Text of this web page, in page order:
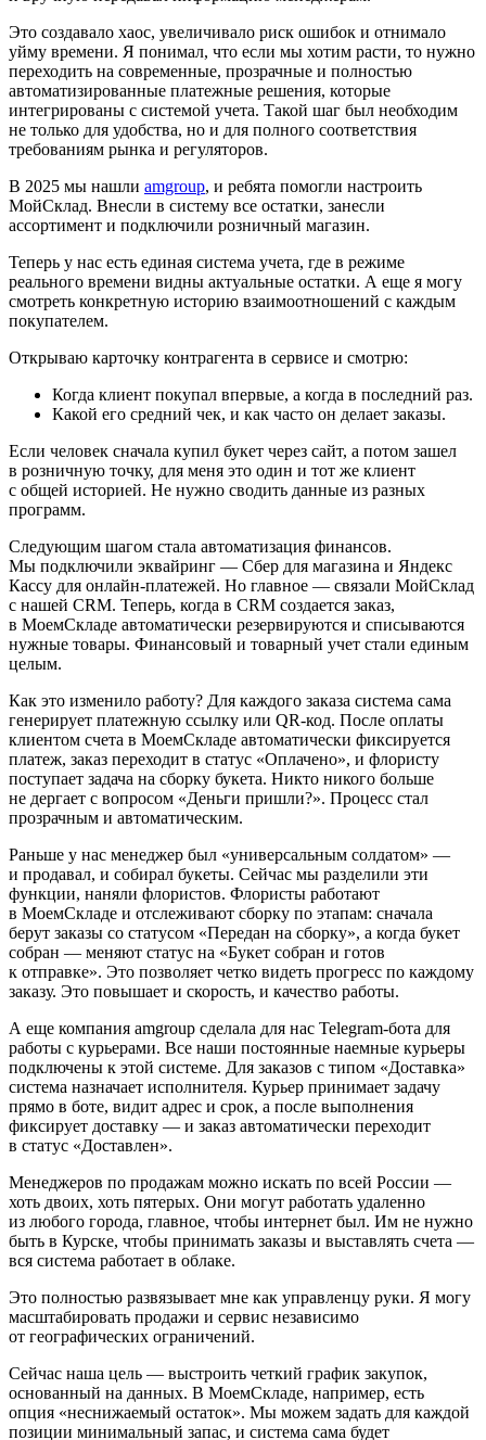
Это создавало хаос, увеличивало риск ошибок и отнимало
уйму времени. Я понимал, что если мы хотим расти, то нужно
переходить на современные, прозрачные и полностью
автоматизированные платежные решения, которые
интегрированы с системой учета. Такой шаг был необходим
не только для удобства, но и для полного соответствия
требованиям рынка и регуляторов.
В 2025 мы нашли amgroup, и ребята помогли настроить
МойСклад. Внесли в систему все остатки, занесли
ассортимент и подключили розничный магазин.
Теперь у нас есть единая система учета, где в режиме
реального времени видны актуальные остатки. А еще я могу
смотреть конкретную историю взаимоотношений с каждым
покупателем.
Открываю карточку контрагента в сервисе и смотрю:
Когда клиент покупал впервые, а когда в последний раз.
Какой его средний чек, и как часто он делает заказы.
Если человек сначала купил букет через сайт, а потом зашел
в розничную точку, для меня это один и тот же клиент
с общей историей. Не нужно сводить данные из разных
программ.
Следующим шагом стала автоматизация финансов.
Мы подключили эквайринг — Сбер для магазина и Яндекс
Кассу для онлайн-платежей. Но главное — связали МойСклад
с нашей CRM. Теперь, когда в CRM создается заказ,
в МоемСкладе автоматически резервируются и списываются
нужные товары. Финансовый и товарный учет стали единым
целым.
Как это изменило работу? Для каждого заказа система сама
генерирует платежную ссылку или QR-код. После оплаты
клиентом счета в МоемСкладе автоматически фиксируется
платеж, заказ переходит в статус «Оплачено», и флористу
поступает задача на сборку букета. Никто никого больше
не дергает с вопросом «Деньги пришли?». Процесс стал
прозрачным и автоматическим.
Раньше у нас менеджер был «универсальным солдатом» —
и продавал, и собирал букеты. Сейчас мы разделили эти
функции, наняли флористов. Флористы работают
в МоемСкладе и отслеживают сборку по этапам: сначала
берут заказы со статусом «Передан на сборку», а когда букет
собран — меняют статус на «Букет собран и готов
к отправке». Это позволяет четко видеть прогресс по каждому
заказу. Это повышает и скорость, и качество работы.
А еще компания amgroup сделала для нас Telegram-бота для
работы с курьерами. Все наши постоянные наемные курьеры
подключены к этой системе. Для заказов с типом «Доставка»
система назначает исполнителя. Курьер принимает задачу
прямо в боте, видит адрес и срок, а после выполнения
фиксирует доставку — и заказ автоматически переходит
в статус «Доставлен».
Менеджеров по продажам можно искать по всей России —
хоть двоих, хоть пятерых. Они могут работать удаленно
из любого города, главное, чтобы интернет был. Им не нужно
быть в Курске, чтобы принимать заказы и выставлять счета —
вся система работает в облаке.
Это полностью развязывает мне как управленцу руки. Я могу
масштабировать продажи и сервис независимо
от географических ограничений.
Сейчас наша цель — выстроить четкий график закупок,
основанный на данных. В МоемСкладе, например, есть
опция «неснижаемый остаток». Мы можем задать для каждой
позиции минимальный запас, и система сама будет